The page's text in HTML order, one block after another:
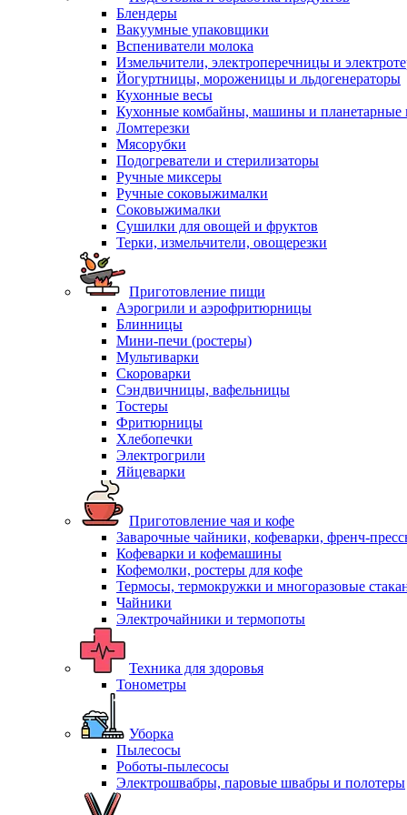
Блендеры
Вакуумные упаковщики
Вспениватели молока
Измельчители, электроперечницы и
Йогуртницы, мороженицы и льдогенераторы
Кухонные весы
Кухонные комбайны, машины и планетарные
Ломтерезки
Мясорубки
Подогреватели и стерилизаторы
Ручные миксеры
Ручные соковыжималки
Соковыжималки
Сушилки для овощей и фруктов
Терки, измельчители, овощерезки
Приготовление пищи
Аэрогрили и аэрофритюрницы
Блинницы
Мини-печи (ростеры)
Мультиварки
Скороварки
Сэндвичницы, вафельницы
Тостеры
Фритюрницы
Хлебопечки
Электрогрили
Яйцеварки
Приготовление чая и кофе
Заварочные чайники, кофеварки, френч-
Кофеварки и кофемашины
Кофемолки, ростеры для кофе
Термосы, термокружки и многоразовые
Чайники
Электрочайники и термопоты
Техника для здоровья
Тонометры
Уборка
Пылесосы
Роботы-пылесосы
Электрошвабры, паровые швабры и полотеры